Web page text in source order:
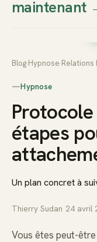
Thierry
maintenant
Blog Hypnose Relations
—Hypnose
étapes
Un plan concret à
Thierry Sudan 24 avril
Vous êtes peut-